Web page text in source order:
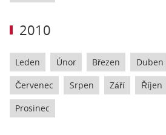
2010
Leden Únor Březen Duben
Červenec Srpen Září Říjen
Prosinec